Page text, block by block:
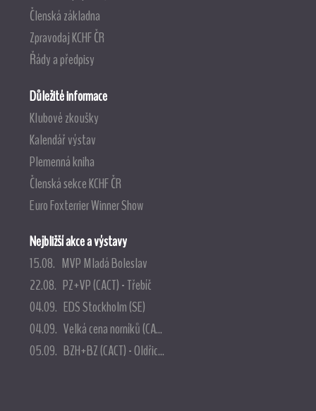
Členská základna
Zpravodaj KCHF ČR
Řády a předpisy
Důležité informace
Klubové zkoušky
Kalendář výstav
Plemenná kniha
Členská sekce KCHF ČR
Euro Foxterrier Winner Show
Nejbližší akce a výstavy
15.08. MVP Mladá Boleslav
22.08. PZ+VP (CACT) - Třebíč
04.09. EDS Stockholm (SE)
04.09. Velká cena norníků (CA...
05.09. BZH+BZ (CACT) - Oldřic...